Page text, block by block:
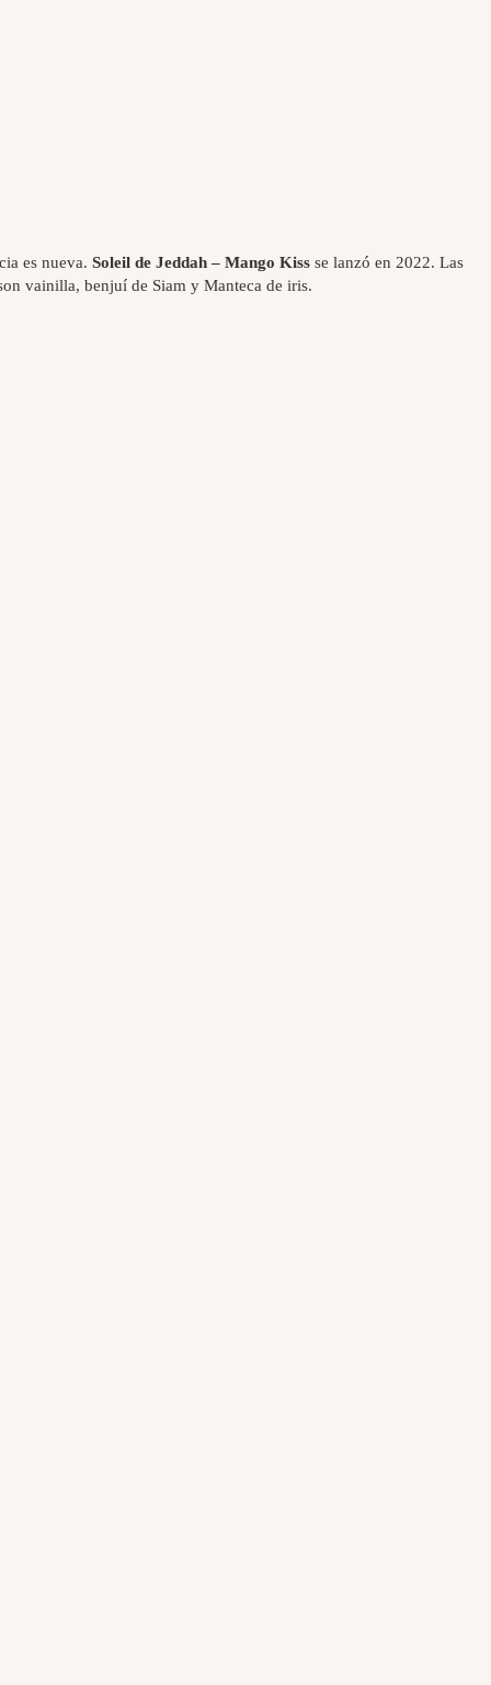
es nueva. Soleil de Jeddah – Mango Kiss se lanzó en 2022. Las
vainilla, benjuí de Siam y Manteca de iris.